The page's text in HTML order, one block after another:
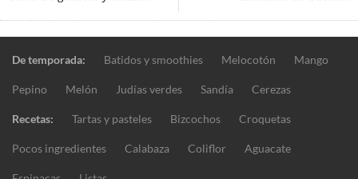
De temporada: Batidos y smoothies Melocotón Mango
Pepino Melón Judías verdes Sandía Cerezas
Recetas: Tartas y pasteles Bizcochos Croquetas
Pocos ingredientes Calabaza Coliflor Aguacate